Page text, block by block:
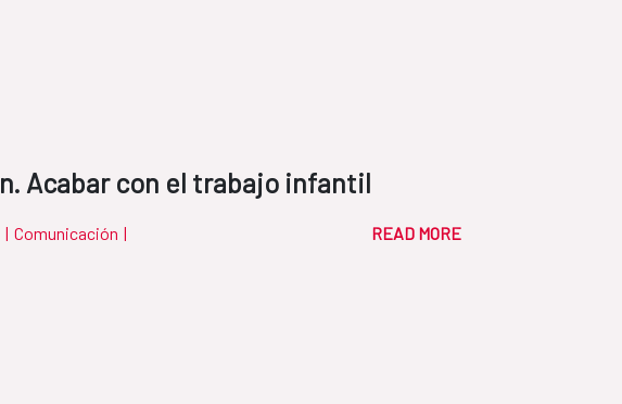
Acabar con el trabajo infantil
| Comunicación |
READ MORE